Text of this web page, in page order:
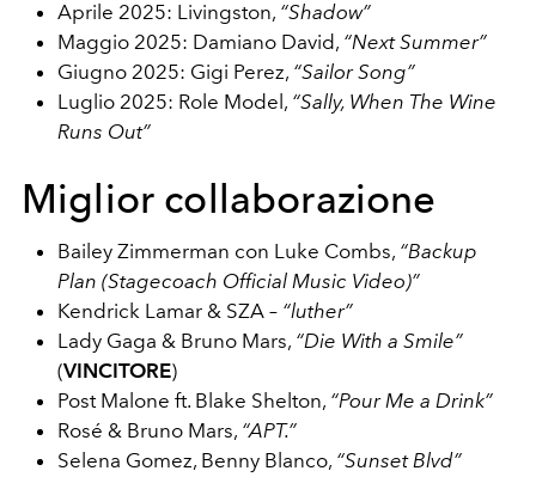
Aprile 2025: Livingston, “Shadow”
Maggio 2025: Damiano David, “Next Summer”
Giugno 2025: Gigi Perez, “Sailor Song”
Luglio 2025: Role Model, “Sally, When The Wine
Runs Out”
Miglior collaborazione
Bailey Zimmerman con Luke Combs, “Backup
Plan (Stagecoach Official Music Video)”
Kendrick Lamar & SZA – “luther”
Lady Gaga & Bruno Mars, “Die With a Smile”
(VINCITORE)
Post Malone ft. Blake Shelton, “Pour Me a Drink”
Rosé & Bruno Mars, “APT.”
Selena Gomez, Benny Blanco, “Sunset Blvd”